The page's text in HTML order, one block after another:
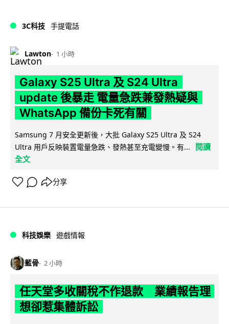
3C科技 手提電話
Lawton 1 小時
Galaxy S25 Ultra 及 S24 Ultra
update 後暴走 電量急跌兼發熱疑與
WhatsApp 備份卡死有關
Samsung 7 月安全更新後，大批 Galaxy S25 Ultra 及 S24
Ultra 用戶反映裝置電量急跌、發熱甚至充電變慢。有...
閱讀
全文
分享
科技娛樂 遊戲情報
藍骨 2 小時
任天堂多收關稅不作退款 業績報告理
想卻惹集體訴訟